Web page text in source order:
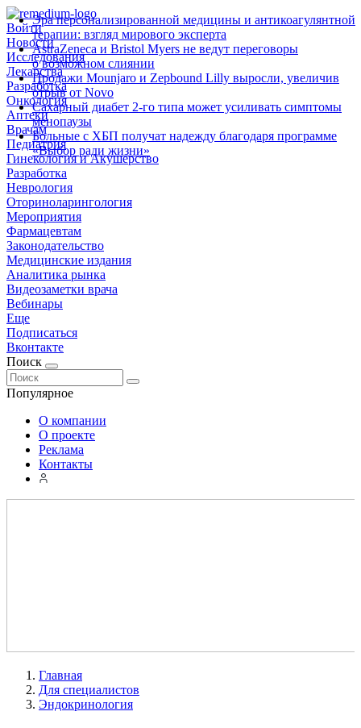
Войти
Новости
Исследования
Лекарства
Разработка
Онкология
Аптеки
Врачам
Педиатрия
Гинекология и Акушерство
Разработка
Неврология
Оториноларингология
Мероприятия
Фармацевтам
Законодательство
Медицинские издания
Аналитика рынка
Видеозаметки врача
Вебинары
Еще
Подписаться
Вконтакте
Поиск
Популярное
Эра персонализированной медицины и антикоагулянтной
терапии: взгляд мирового эксперта
AstraZeneca и Bristol Myers не ведут переговоры
о возможном слиянии
Продажи Mounjaro и Zepbound Lilly выросли, увеличив
отрыв от Novo
Сахарный диабет 2‑го типа может усиливать симптомы
менопаузы
Больные с ХБП получат надежду благодаря программе
«Выбор ради жизни»
О компании
О проекте
Реклама
Контакты
Главная
Для специалистов
Эндокринология